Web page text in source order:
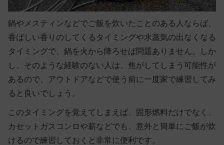
鍋やメスティンなどでご飯を炊いたことのある人ならば、
香ばしい香りのしてくるタイミングや水蒸気の出なくなる
タイミングで、鍋を火から降ろせば問題ありません。しか
し、そのような経験のない人は、焦がしてしまう可能性が
あるので、アウトドアなどで使う前に一度家で練習してみ
ると良いでしょう。
このタイミングを覚えてしまえば、固形燃料だけでなく、
カセットガスコンロや薪などでも、意外と簡単にご飯が炊
けるので練習しておくと非常に便利です。